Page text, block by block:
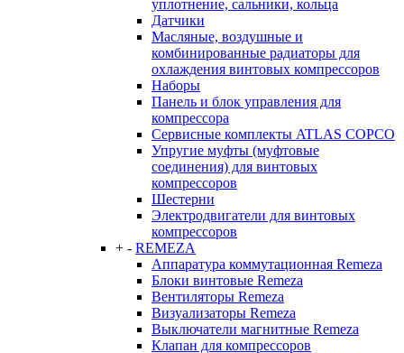
уплотнение, сальники, кольца
Датчики
Масляные, воздушные и
комбинированные радиаторы для
охлаждения винтовых компрессоров
Наборы
Панель и блок управления для
компрессора
Сервисные комплекты ATLAS COPCO
Упругие муфты (муфтовые
соединения) для винтовых
компрессоров
Шестерни
Электродвигатели для винтовых
компрессоров
+ - REMEZA
Аппаратура коммутационная Remeza
Блоки винтовые Remeza
Вентиляторы Remeza
Визуализаторы Remeza
Выключатели магнитные Remeza
Клапан для компрессоров